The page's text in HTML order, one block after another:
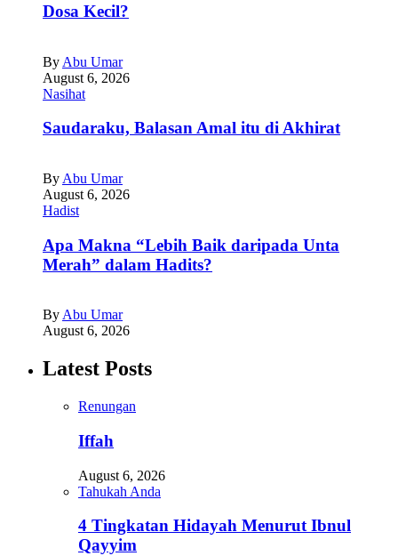
Dosa Kecil?
By Abu Umar
August 6, 2026
Nasihat
Saudaraku, Balasan Amal itu di Akhirat
By Abu Umar
August 6, 2026
Hadist
Apa Makna “Lebih Baik daripada Unta
Merah” dalam Hadits?
ByAbu Umar
August 6, 2026
Latest Posts
Renungan
Iffah
August 6, 2026
Tahukah Anda
4 Tingkatan Hidayah Menurut Ibnul
Qayyim